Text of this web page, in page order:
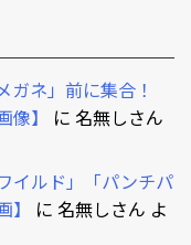
ネ」前に集合！
】
に 名無しさん
イルド」「パンチパ
に 名無しさん よ